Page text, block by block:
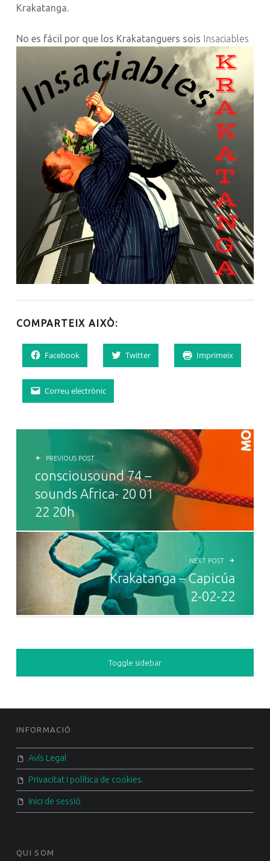
Krakatanga.
No es fácil por que los Krakatanguers sois Insaciables
COMPARTEIX AIXÒ:
Facebook Twitter Imprimeix
Correu electrònic
NAVEGACIÓ D'ENTRADES
PREVIOUS POST
consciousound 74 –
sounds Africa- 20 01
22 20h
NEXT POST
Krakatanga – Capicúa
2-02-22
SIDEBAR
Toggle sidebar
FOOTER SIDEBAR
INFORMACIÓ
Avís Legal
Privacitat i política de cookies.
Inici de sessió
QUI SOM